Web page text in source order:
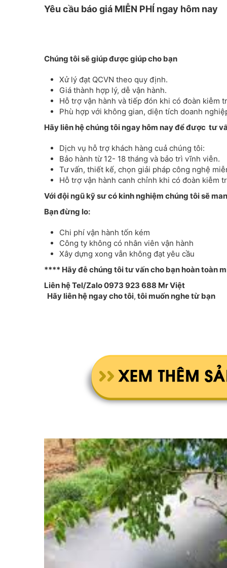
Yêu cầu báo giá MIỄN PHÍ ngay hôm nay
Chúng tôi sẽ giúp được giúp cho bạn
Xử lý đạt QCVN theo quy định.
Giá thành hợp lý, dễ vận hành.
Hỗ trợ vận hành và tiếp đón khi có đoàn kiễm
Phù hợp với không gian, diện tích doanh
Hãy liên hệ chúng tôi ngay hôm nay để được tư
Dịch vụ hỗ trợ khách hàng cuả chúng tôi:
Bảo hành từ 12- 18 tháng và bảo trì vĩnh viễn.
Tư vấn, thiết kế, chọn giải pháp công nghệ
Hỗ trợ vận hành canh chỉnh khi có đoàn kiễm
Với đội ngũ kỹ sư có kinh nghiệm chúng tôi sẽ
Bạn đừng lo:
Chi phí vận hành tốn kém
Công ty không có nhân viên vận hành
Xây dựng xong vẫn không đạt yêu cầu
**** Hãy đễ chúng tôi tư vấn cho bạn hoàn toàn
Liên hệ Tel/Zalo 0973 923 688 Mr Việt
Hãy liên hệ ngay cho tôi, tôi muốn nghe từ bạn